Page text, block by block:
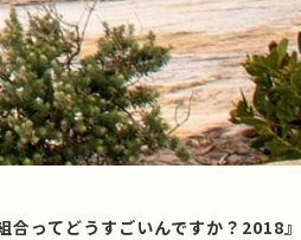
ってどうすごいんですか？2018』